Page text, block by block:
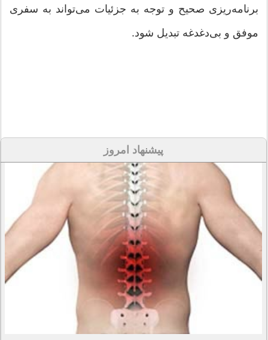
برنامه‌ریزی صحیح و توجه به جزئیات می‌تواند به سفری
موفق و بی‌دغدغه تبدیل شود.
پیشنهاد امروز